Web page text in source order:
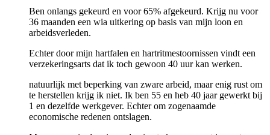
Ben onlangs gekeurd en voor 65% afgekeurd. Krijg nu voor
36 maanden een wia uitkering op basis van mijn loon en
arbeidsverleden.
Echter door mijn hartfalen en hartritmestoornissen vindt een
verzekeringsarts dat ik toch gewoon 40 uur kan werken.
natuurlijk met beperking van zware arbeid, maar enig rust om
te herstellen krijg ik niet. Ik ben 55 en heb 40 jaar gewerkt bij
1 en dezelfde werkgever. Echter om zogenaamde
economische redenen ontslagen.